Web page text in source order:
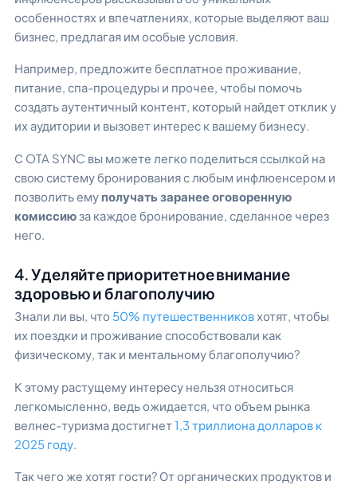
особенностях и впечатлениях, которые выделяют ваш
бизнес, предлагая им особые условия.
Например, предложите бесплатное проживание,
питание, спа-процедуры и прочее, чтобы помочь
создать аутентичный контент, который найдет отклик у
их аудитории и вызовет интерес к вашему бизнесу.
С OTA SYNC вы можете легко поделиться ссылкой на
свою систему бронирования с любым инфлюенсером и
позволить ему получать заранее оговоренную
комиссию за каждое бронирование, сделанное через
него.
4. Уделяйте приоритетное внимание
здоровью и благополучию
Знали ли вы, что 50% путешественников хотят, чтобы
их поездки и проживание способствовали как
физическому, так и ментальному благополучию?
К этому растущему интересу нельзя относиться
легкомысленно, ведь ожидается, что объем рынка
велнес-туризма достигнет1,3 триллиона долларов к
2025 году.
Так чего же хотят гости? От органических продуктов и